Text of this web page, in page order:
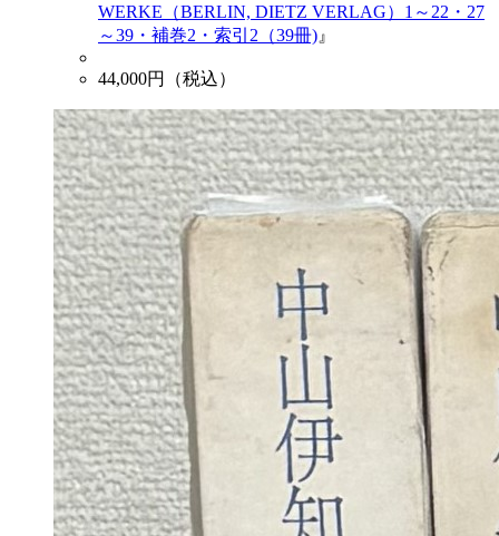
WERKE（BERLIN, DIETZ VERLAG）1～22・27
～39・補巻2・索引2（39冊) 』
44,000円（税込）